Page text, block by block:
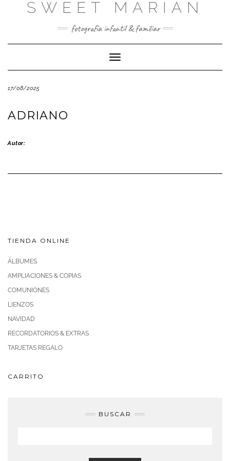
SWEET MARIAN
fotografía infantil & familiar
Cambiar
modo
17/08/2025
ADRIANO
Autor:
TIENDA ONLINE
ÁLBUMES
AMPLIACIONES & COPIAS
COMUNIONES
LIENZOS
NAVIDAD
RECORDATORIOS & EXTRAS
TARJETAS REGALO
CARRITO
BUSCAR